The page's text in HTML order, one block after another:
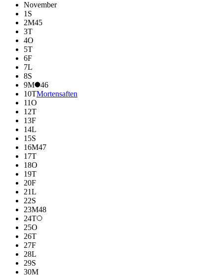
November
1S
2M45
3T
4O
5T
6F
7L
8S
9M
46
10TMortensaften
11O
12T
13F
14L
15S
16M47
17T
18O
19T
20F
21L
22S
23M48
24T
25O
26T
27F
28L
29S
30M